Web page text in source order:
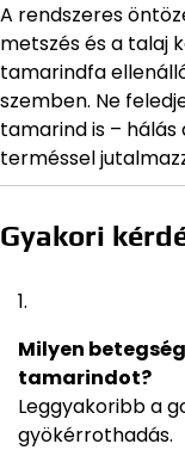
A rendszeres
metszés és a talaj
tamarindfa
szemben. Ne
tamarind is –
terméssel
Gyakori
Milyen
tamarindot?
Leggyakoribb a
gyökérrothadás.